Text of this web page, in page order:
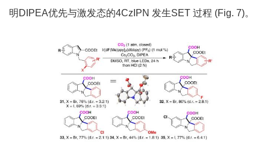
明DIPEA优先与激发态的4CzIPN 发生SET 过程 (Fig. 7)。